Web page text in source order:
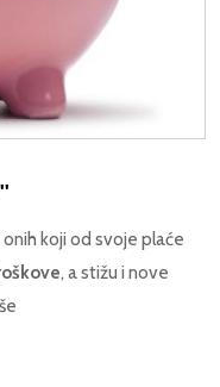
koji od svoje plaće
, a stižu i nove